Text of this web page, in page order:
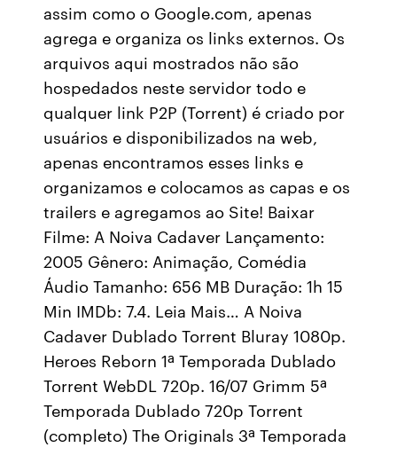
assim como o Google.com, apenas
agrega e organiza os links externos. Os
arquivos aqui mostrados não são
hospedados neste servidor todo e
qualquer link P2P (Torrent) é criado por
usuários e disponibilizados na web,
apenas encontramos esses links e
organizamos e colocamos as capas e os
trailers e agregamos ao Site! Baixar
Filme: A Noiva Cadaver Lançamento:
2005 Gênero: Animação, Comédia
Áudio Tamanho: 656 MB Duração: 1h 15
Min IMDb: 7.4. Leia Mais… A Noiva
Cadaver Dublado Torrent Bluray 1080p.
Heroes Reborn 1ª Temporada Dublado
Torrent WebDL 720p. 16/07 Grimm 5ª
Temporada Dublado 720p Torrent
(completo) The Originals 3ª Temporada